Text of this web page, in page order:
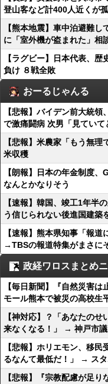
登山客など計400人近くが
【熊本地震】車中泊避難
に「室外機が盗まれた」相
【ラグビー】日本代表、
負け ８戦全敗
おーるじゃんる
【悲報】バイデン前大統
で激痛闘病 次男「見ていて
【悲報】米農家「もう無
米収穫
【朗報】日本の年金制度
なんとかなりそう
【速報】韓国、竣工1年半
う信じられない後進国建築
【速報】熊本県知事「報道
→TBSの報道特集がまさに
政経ワロスまとめ
【毎日新聞】『自然災害
モール熊本で被災の高校生
【神対応】？「あなたの
来なくなる！」 → 神戸市
【悲報】ホリエモン、移
るなんて最低だ！」 → ス
【悲報】『宗教配慮が足